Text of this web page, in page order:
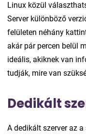
Linux közül
Server különböző
felületen néhány
akár pár percen belül
ideális, akiknek van
tudják, mire van
Dedikált
A dedikált szerver az